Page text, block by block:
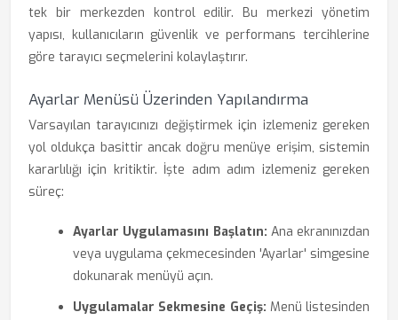
tek bir merkezden kontrol edilir. Bu merkezi yönetim
yapısı, kullanıcıların güvenlik ve performans tercihlerine
göre tarayıcı seçmelerini kolaylaştırır.
Ayarlar Menüsü Üzerinden Yapılandırma
Varsayılan tarayıcınızı değiştirmek için izlemeniz gereken
yol oldukça basittir ancak doğru menüye erişim, sistemin
kararlılığı için kritiktir. İşte adım adım izlemeniz gereken
süreç:
Ayarlar Uygulamasını Başlatın: Ana ekranınızdan
veya uygulama çekmecesinden 'Ayarlar' simgesine
dokunarak menüyü açın.
Uygulamalar Sekmesine Geçiş: Menü listesinden